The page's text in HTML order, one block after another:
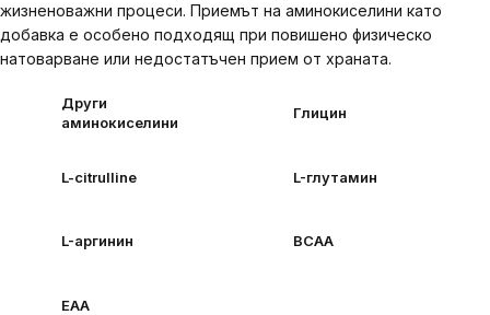
жизненоважни процеси. Приемът на аминокиселини като
добавка е особено подходящ при повишено физическо
натоварване или недостатъчен прием от храната.
Други
аминокиселини
Глицин
L-citrulline L-глутамин
L-аргинин BCAA
EAA